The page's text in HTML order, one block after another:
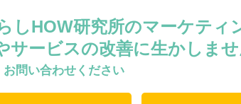
しHOW研究所のマーケティ
サービスの改善に生かしませ
問い合わせください